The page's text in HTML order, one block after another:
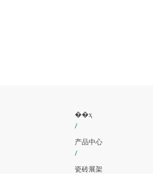
��ҳ
/
产品中心
/
瓷砖展架